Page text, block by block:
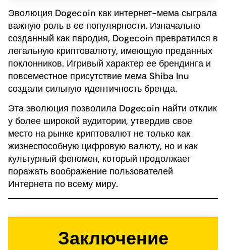
Эволюция Dogecoin как интернет-мема сыграла
важную роль в ее популярности. Изначально
созданный как пародия, Dogecoin превратился в
легальную криптовалюту, имеющую преданных
поклонников. Игривый характер ее брендинга и
повсеместное присутствие мема Shiba Inu
создали сильную идентичность бренда.
Эта эволюция позволила Dogecoin найти отклик
у более широкой аудитории, утвердив свое
место на рынке криптовалют не только как
жизнеспособную цифровую валюту, но и как
культурный феномен, который продолжает
поражать воображение пользователей
Интернета по всему миру.
Заключение